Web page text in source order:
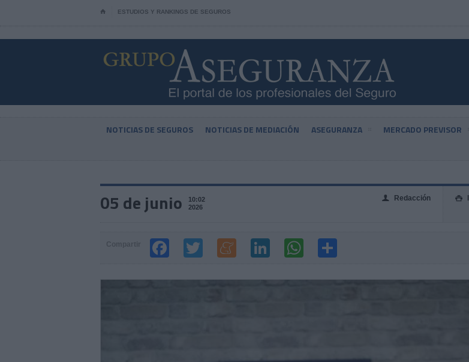
⌂ ESTUDIOS Y RANKINGS DE SEGUROS
NOTICIAS DE SEGUROS NOTICIAS DE MEDIACIÓN ASEGURANZA MERCADO PREVISOR
05 de junio
10:02
2026

👤 Redacción